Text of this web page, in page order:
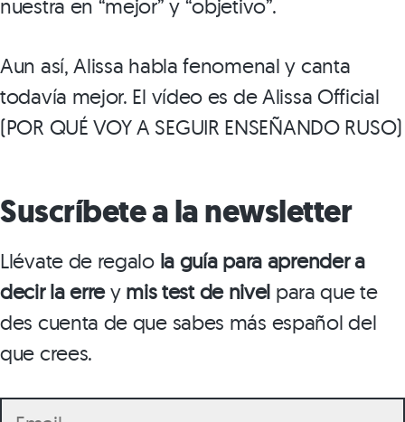
nuestra en “mejor” y “objetivo”.
Aun así, Alissa habla fenomenal y canta
todavía mejor. El vídeo es de Alissa Official
(POR QUÉ VOY A SEGUIR ENSEÑANDO RUSO)
Suscríbete a la newsletter
Llévate de regalo la guía para aprender a
decir la errey mis test de nivel para que te
des cuenta de que sabes más español del
que crees.